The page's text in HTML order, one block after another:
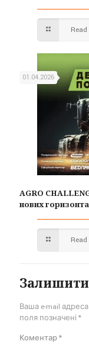
01.04.2026
AGRO
нових
Залишити
Ваша e-mail
поля позначені *
Коментар*